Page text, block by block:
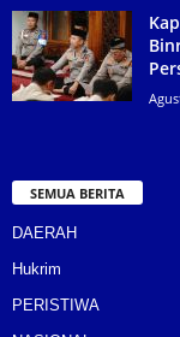
SEMUA BERITA
DAERAH
Hukrim
PERISTIWA